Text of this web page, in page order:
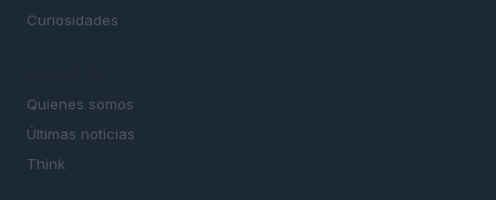
Curiosidades
Quienes somos
Últimas noticias
Think